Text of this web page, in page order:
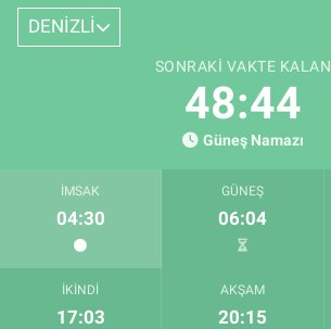
DENİZLİ
SONRAKI VAKTE KALAN
48:43
Güneş Namazı
İMSAK
04:30
GÜNEŞ
06:04
İKINDI
17:03
AKŞAM
20:15